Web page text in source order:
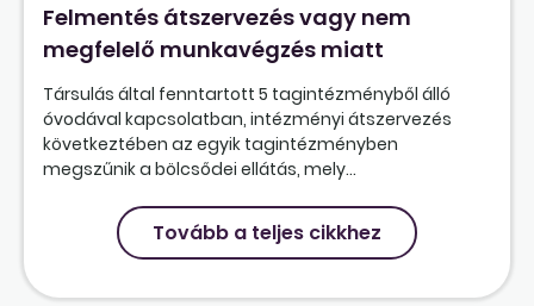
Felmentés átszervezés vagy nem
megfelelő munkavégzés miatt
Társulás által fenntartott 5 tagintézményből álló
óvodával kapcsolatban, intézményi átszervezés
következtében az egyik tagintézményben
megszűnik a bölcsődei ellátás, mely...
Tovább a teljes cikkhez